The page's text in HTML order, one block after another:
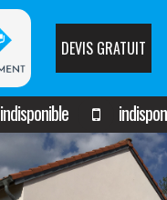
DEVIS GRATUIT
indisponible